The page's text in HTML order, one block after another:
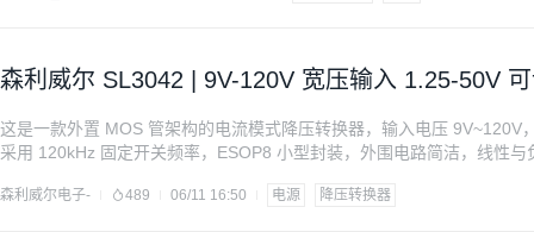
森利威尔 SL3042 | 9V-120V 宽压输入 1.25-50V
这是一款外置 MOS 管架构的电流模式降压转换器，输入电压
采用 120kHz 固定开关频率，ESOP8 小型封装，外围电路简洁，线性
森利威尔电子- 489 06/11 16:50 电源 降压转换器